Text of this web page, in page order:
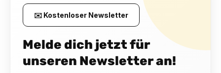
✉️ Kostenloser Newsletter
Melde dich jetzt für
unseren Newsletter an!